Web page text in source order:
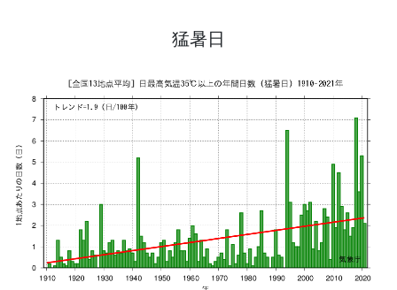
猛暑日